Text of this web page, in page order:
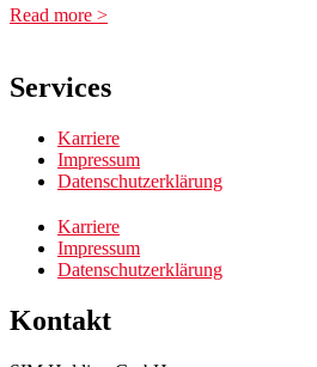
Read more >
Services
Karriere
Impressum
Datenschutzerklärung
Karriere
Impressum
Datenschutzerklärung
Kontakt